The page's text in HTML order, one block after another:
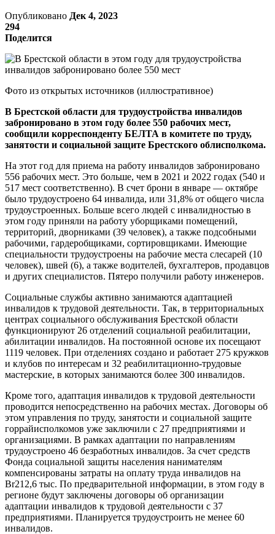
Опубликовано Дек 4, 2023
294
Поделится
Фото из открытых источников (иллюстративное)
В Брестской области для трудоустройства инвалидов
забронировано в этом году более 550 рабочих мест,
сообщили корреспонденту БЕЛТА в комитете по труду,
занятости и социальной защите Брестского облисполкома.
На этот год для приема на работу инвалидов забронировано
556 рабочих мест. Это больше, чем в 2021 и 2022 годах (540 и
517 мест соответственно). В счет брони в январе — октябре
было трудоустроено 64 инвалида, или 31,8% от общего числа
трудоустроенных. Больше всего людей с инвалидностью в
этом году приняли на работу уборщиками помещений,
территорий, дворниками (39 человек), а также подсобными
рабочими, гардеробщиками, сортировщиками. Имеющие
специальности трудоустроены на рабочие места слесарей (10
человек), швей (6), а также водителей, бухгалтеров, продавцов
и других специалистов. Пятеро получили работу инженеров.
Социальные службы активно занимаются адаптацией
инвалидов к трудовой деятельности. Так, в территориальных
центрах социального обслуживания Брестской области
функционируют 26 отделений социальной реабилитации,
абилитации инвалидов. На постоянной основе их посещают
1119 человек. При отделениях создано и работает 275 кружков
и клубов по интересам и 32 реабилитационно-трудовые
мастерские, в которых занимаются более 300 инвалидов.
Кроме того, адаптация инвалидов к трудовой деятельности
проводится непосредственно на рабочих местах. Договоры об
этом управления по труду, занятости и социальной защите
горрайисполкомов уже заключили с 27 предприятиями и
организациями. В рамках адаптации по направлениям
трудоустроено 46 безработных инвалидов. За счет средств
Фонда социальной защиты населения нанимателям
компенсированы затраты на оплату труда инвалидов на
Br212,6 тыс. По предварительной информации, в этом году в
регионе будут заключены договоры об организации
адаптации инвалидов к трудовой деятельности с 37
предприятиями. Планируется трудоустроить не менее 60
инвалидов.